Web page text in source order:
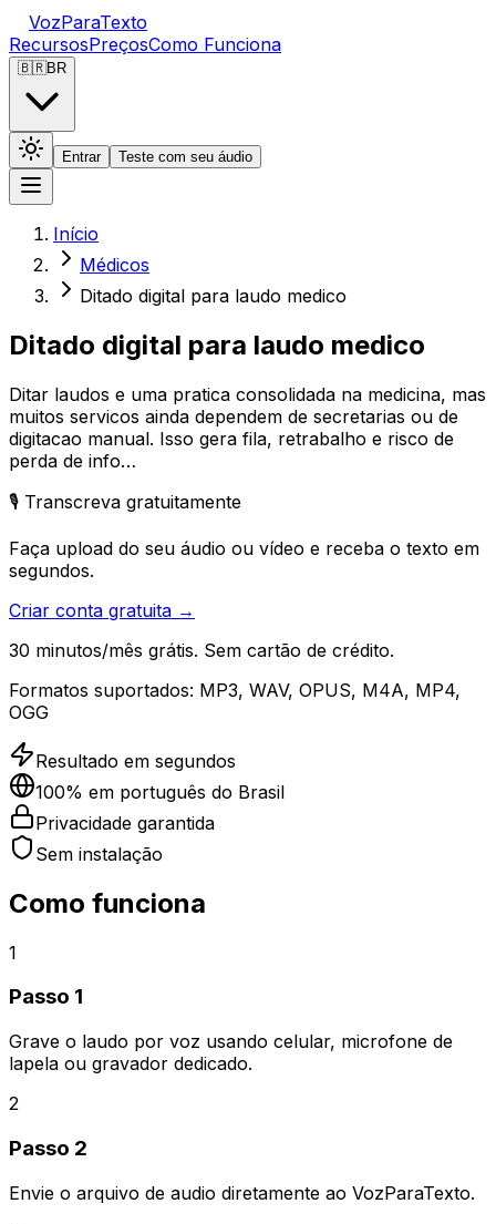
VozParaTexto
RecursosPreçosComo Funciona
🇧🇷BR
Entrar Teste com seu áudio
Início
Médicos
Ditado digital para laudo medico
Ditado digital para laudo medico
Ditar laudos e uma pratica consolidada na medicina, mas
muitos servicos ainda dependem de secretarias ou de
digitacao manual. Isso gera fila, retrabalho e risco de
perda de info…
🎙️ Transcreva gratuitamente
Faça upload do seu áudio ou vídeo e receba o texto em
segundos.
Criar conta gratuita →
30 minutos/mês grátis. Sem cartão de crédito.
Formatos suportados: MP3, WAV, OPUS, M4A, MP4,
OGG
Resultado em segundos
100% em português do Brasil
Privacidade garantida
Sem instalação
Como funciona
1
Passo 1
Grave o laudo por voz usando celular, microfone de
lapela ou gravador dedicado.
2
Passo 2
Envie o arquivo de audio diretamente ao VozParaTexto.